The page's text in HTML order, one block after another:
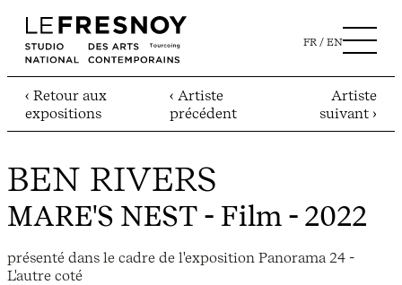
FR EN
‹ Retour aux
expositions
‹ Artiste
précédent
Artiste
suivant ›
BEN RIVERS
MARE'S NEST - Film - 2022
présenté dans le cadre de l'exposition Panorama 24 -
L'autre coté